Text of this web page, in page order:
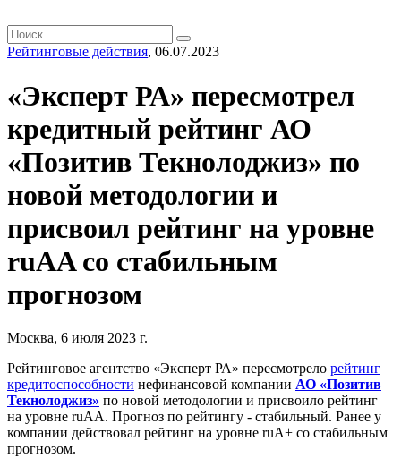
Рейтинговые действия, 06.07.2023
«Эксперт РА» пересмотрел
кредитный рейтинг АО
«Позитив Текнолоджиз» по
новой методологии и
присвоил рейтинг на уровне
ruAA со стабильным
прогнозом
Москва, 6 июля 2023 г.
Рейтинговое агентство «Эксперт РА» пересмотрело рейтинг
кредитоспособности нефинансовой компании АО «Позитив
Текнолоджиз» по новой методологии и присвоило рейтинг
на уровне ruAA. Прогноз по рейтингу - стабильный. Ранее у
компании действовал рейтинг на уровне ruА+ со стабильным
прогнозом.